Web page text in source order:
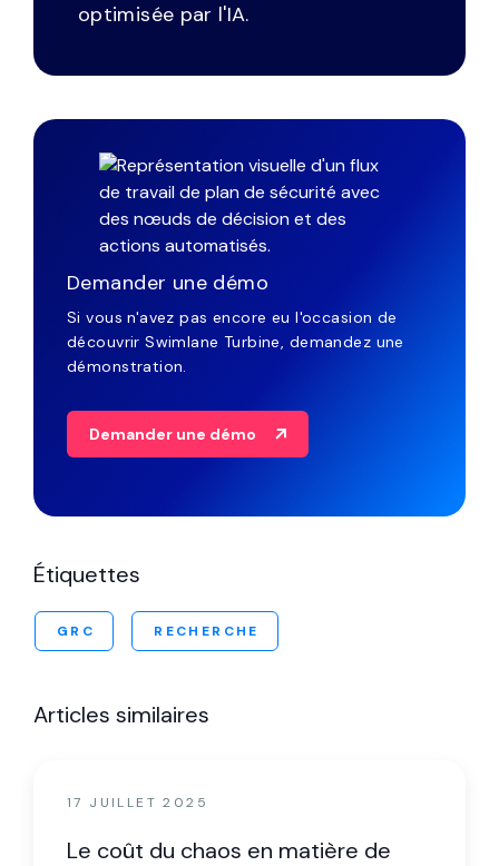
optimisée par l'IA.
Demander une démo
Si vous n'avez pas encore eu l'occasion de
découvrir Swimlane Turbine, demandez une
démonstration.
Demander une démo
Étiquettes
GRC RECHERCHE
Articles similaires
17 JUILLET 2025
Le coût du chaos en matière de